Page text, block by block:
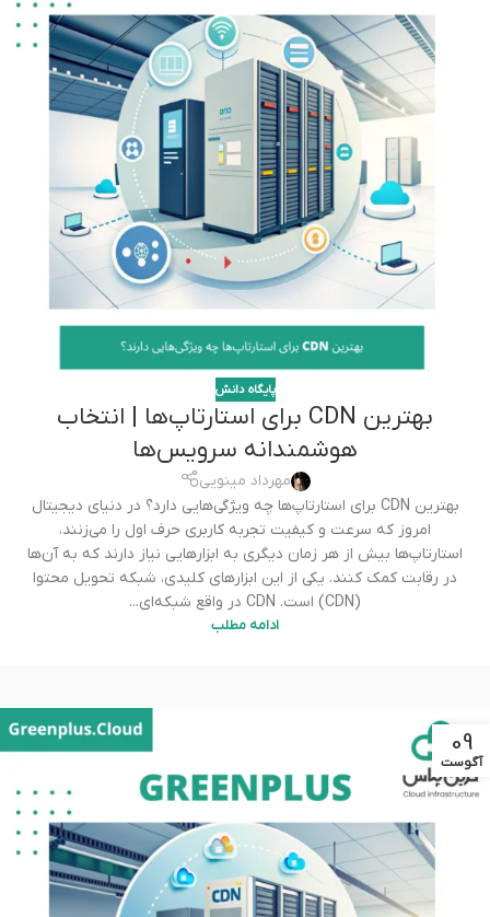
پایگاه دانش
بهترین CDN برای استارتاپ‌ها | انتخاب
هوشمندانه سرویس‌ها
مهرداد مینویی
بهترین CDN برای استارتاپ‌ها چه ویژگی‌هایی دارد؟ در دنیای دیجیتال
امروز که سرعت و کیفیت تجربه کاربری حرف اول را می‌زنند،
استارتاپ‌ها بیش از هر زمان دیگری به ابزارهایی نیاز دارند که به آن‌ها
در رقابت کمک کنند. یکی از این ابزارهای کلیدی، شبکه تحویل محتوا
(CDN) است. CDN در واقع شبکه‌ای...
ادامه مطلب
09
آگوست